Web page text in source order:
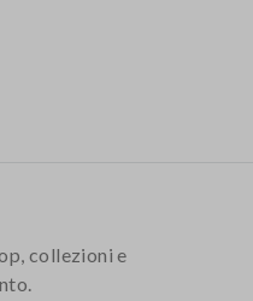
collezioni e